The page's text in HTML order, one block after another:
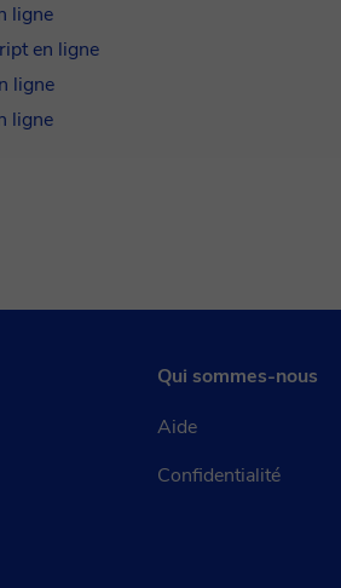
ligne
en ligne
ligne
ligne
Qui sommes-nous
Aide
Confidentialité